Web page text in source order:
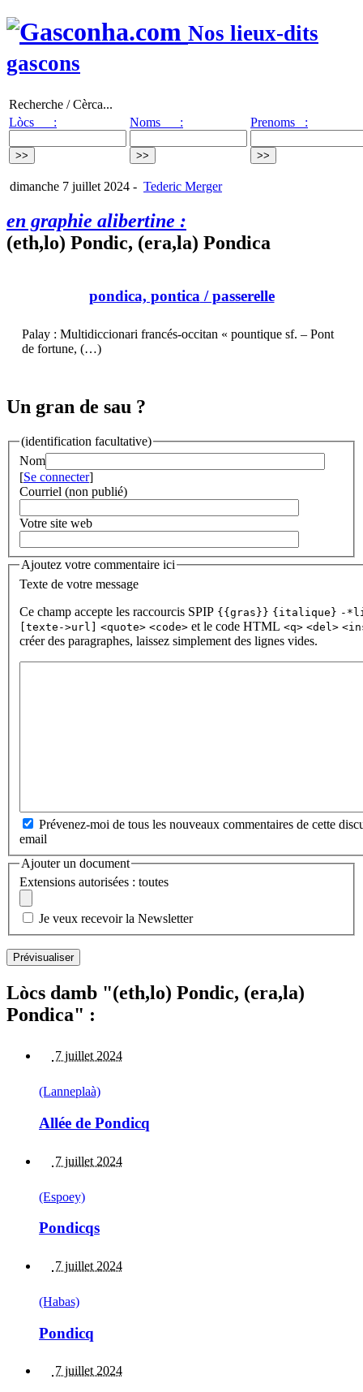
Nos lieux-dits
gascons
Recherche / Cèrca...
Lòcs :
Noms : Prenoms :
dimanche 7 juillet 2024 - Tederic Merger
en graphie alibertine :
(eth,lo) Pondic, (era,la) Pondica
pondica, pontica/ passerelle
Palay : Multidiccionari francés-occitan « pountique sf. – Pont
de fortune, (…)
Un gran de sau ?
(identification facultative)
Nom
[Se connecter]
Courriel (non publié)
Votre site web
Ajoutez votre commentaire ici
Texte de votre message
Ce champ accepte les raccourcis SPIP {{gras}} {italique} -
[texte->url] <quote> <code> et le code HTML <q> <del>
créer des paragraphes, laissez simplement des lignes vides.
Prévenez-moi de tous les nouveaux commentaires de cette
email
Ajouter un document
Extensions autorisées : toutes
Je veux recevoir la Newsletter
Lòcs damb "(eth,lo) Pondic, (era,la)
Pondica" :
7 juillet 2024
(Lanneplaà)
Allée de Pondicq
7 juillet 2024
(Espoey)
Pondicqs
7 juillet 2024
(Habas)
Pondicq
7 juillet 2024